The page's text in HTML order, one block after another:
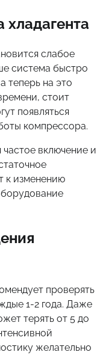
хладагента
слабое
система быстро
теперь на это
стоит
появляться
компрессора.
включение и
к изменению
проверять
1-2 года. Даже
терять от 5 до
желательно